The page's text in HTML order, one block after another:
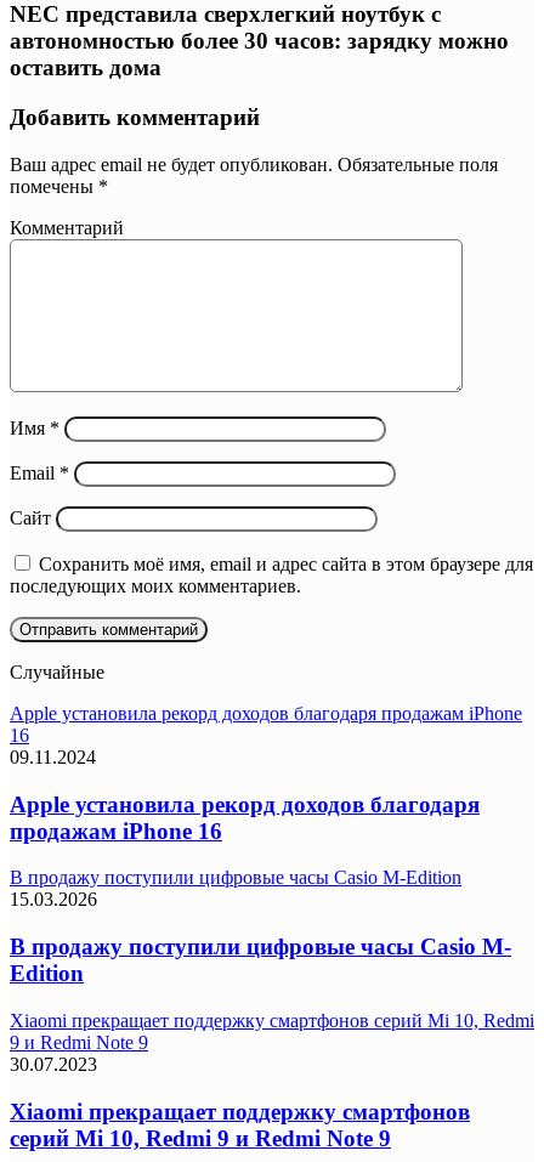
NEC представила сверхлегкий ноутбук с
автономностью более 30 часов: зарядку можно
оставить дома
Добавить комментарий
Ваш адрес email не будет опубликован. Обязательные поля
помечены *
Комментарий
Имя *
Email *
Сайт
Сохранить моё имя, email и адрес сайта в этом браузере для
последующих моих комментариев.
Случайные
Apple установила рекорд доходов благодаря продажам iPhone
16
09.11.2024
Apple установила рекорд доходов благодаря
продажам iPhone 16
В продажу поступили цифровые часы Casio M-Edition
15.03.2026
В продажу поступили цифровые часы Casio M-
Edition
Xiaomi прекращает поддержку смартфонов серий Mi 10, Redmi
9 и Redmi Note 9
30.07.2023
Xiaomi прекращает поддержку смартфонов
серий Mi 10, Redmi 9 и Redmi Note 9